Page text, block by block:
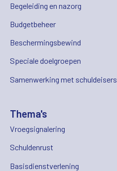
Begeleiding en nazorg
Budgetbeheer
Beschermingsbewind
Speciale doelgroepen
Samenwerking met schuldeisers
Thema's
Vroegsignalering
Schuldenrust
Basisdienstverlening